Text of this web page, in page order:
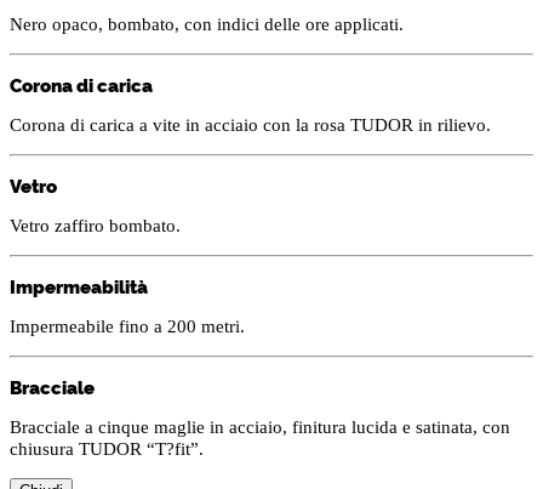
Nero opaco, bombato, con indici delle ore applicati.
Corona di carica
Corona di carica a vite in acciaio con la rosa TUDOR in rilievo.
Vetro
Vetro zaffiro bombato.
Impermeabilità
Impermeabile fino a 200 metri.
Bracciale
Bracciale a cinque maglie in acciaio, finitura lucida e satinata, con
chiusura TUDOR “T?fit”.